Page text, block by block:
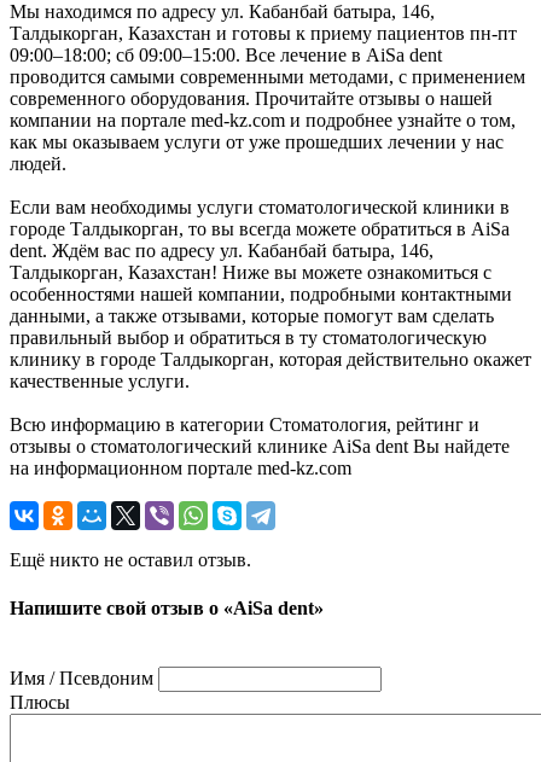
Мы находимся по адресу ул. Кабанбай батыра, 146,
Талдыкорган, Казахстан и готовы к приему пациентов пн-пт
09:00–18:00; сб 09:00–15:00. Все лечение в AiSa dent
проводится самыми современными методами, с применением
современного оборудования. Прочитайте отзывы о нашей
компании на портале med-kz.com и подробнее узнайте о том,
как мы оказываем услуги от уже прошедших лечении у нас
людей.
Если вам необходимы услуги стоматологической клиники в
городе Талдыкорган, то вы всегда можете обратиться в AiSa
dent. Ждём вас по адресу ул. Кабанбай батыра, 146,
Талдыкорган, Казахстан! Ниже вы можете ознакомиться с
особенностями нашей компании, подробными контактными
данными, а также отзывами, которые помогут вам сделать
правильный выбор и обратиться в ту стоматологическую
клинику в городе Талдыкорган, которая действительно окажет
качественные услуги.
Всю информацию в категории Стоматология, рейтинг и
отзывы о стоматологический клинике AiSa dent Вы найдете
на информационном портале med-kz.com
Ещё никто не оставил отзыв.
Напишите свой отзыв о «AiSa dent»
Имя / Псевдоним
Плюсы